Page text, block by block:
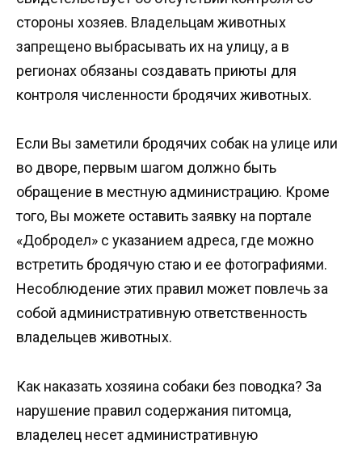
стороны хозяев. Владельцам животных
запрещено выбрасывать их на улицу, а в
регионах обязаны создавать приюты для
контроля численности бродячих животных.
Если Вы заметили бродячих собак на улице или
во дворе, первым шагом должно быть
обращение в местную администрацию. Кроме
того, Вы можете оставить заявку на портале
«Добродел» с указанием адреса, где можно
встретить бродячую стаю и ее фотографиями.
Несоблюдение этих правил может повлечь за
собой административную ответственность
владельцев животных.
Как наказать хозяина собаки без поводка? За
нарушение правил содержания питомца,
владелец несет административную